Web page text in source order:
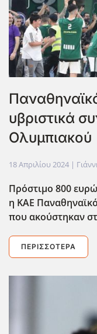
υβριστικά
Ολυμπιακού
18 Απριλίου 2024 |
Πρόστιμο 800
η ΚΑΕ
που ακούστηκαν
ΠΕΡΙΣΣΌΤΕΡΑ